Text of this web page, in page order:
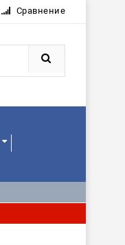
Сравнение